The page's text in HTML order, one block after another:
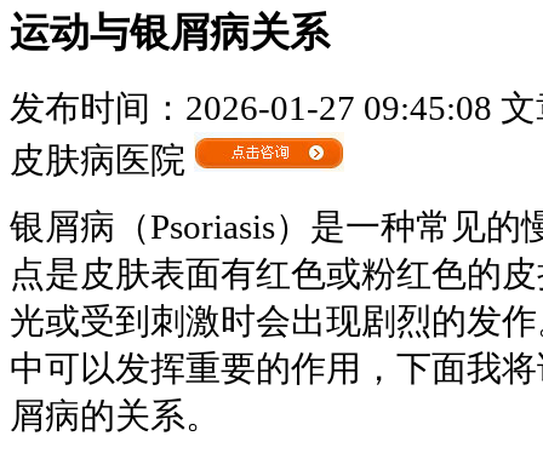
运动与银屑病关系
发布时间：2026-01-27 09:45:08 文
皮肤病医院
银屑病（Psoriasis）是一种常见
点是皮肤表面有红色或粉红色的
光或受到刺激时会出现剧烈的发
中可以发挥重要的作用，下面我
屑病的关系。